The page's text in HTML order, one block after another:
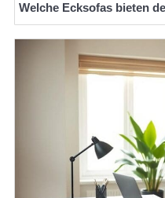
Welche Ecksofas bieten